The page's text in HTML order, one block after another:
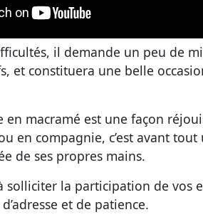
il demande un peu de
et constituera une belle
macramé est une façon
en compagnie, c’est avant
de ses propres mains.
solliciter la participation de vos
et de patience.